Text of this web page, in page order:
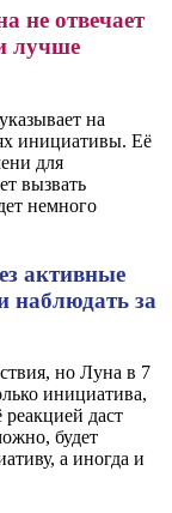
не отвечает
лучше
на
инициативы. Её
для
вызвать
немного
активные
наблюдать за
но Луна в 7
инициатива,
даст
будет
а иногда и